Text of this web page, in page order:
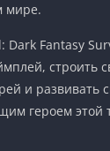
мире.
Dark Fantasy
строить
и развивать
героем